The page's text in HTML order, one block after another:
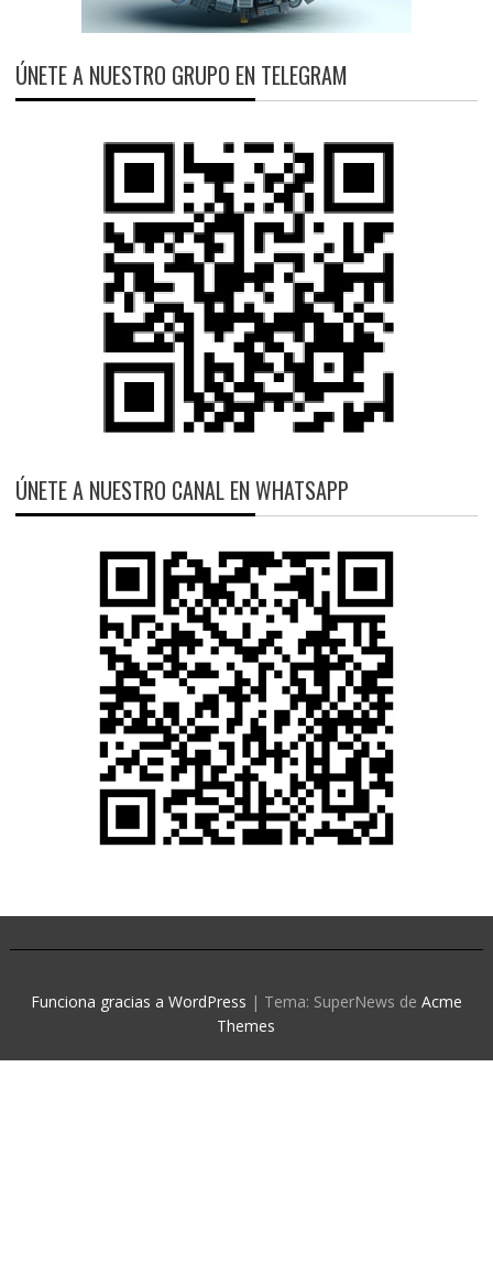
ÚNETE A NUESTRO GRUPO EN TELEGRAM
ÚNETE A NUESTRO CANAL EN WHATSAPP
Funciona gracias a WordPress | Tema: SuperNews de Acme
Themes